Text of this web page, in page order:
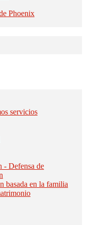
Phoenix
servicios
- Defensa de
basada en la familia